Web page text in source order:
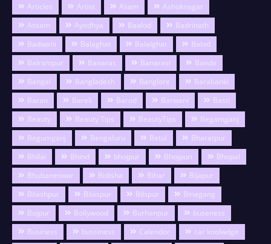
Articles
Artist Asam
Ashoknagar
Assam
Ayodhya Baalod
Badrinath
Badwani
Balaghat Balalghat
Balod
Balrampur
Banaras Banarasi
Banda
Bangal
Bangladesh Banglore
Barabanki
Baran
Bareli Barod Barwani
Basti
Beauty
Beauty Tips BeautyTips
Begamganj
Begumganj
Bengaluru Betul
Bharatpur
Bhilai
Bhind bhojpur Bhojpuri
Bhopal
Bhubaneswar
Bidisha Bihar
Bijapur
Bilashpur
Bilaspur Bilspur
Binagang
Bojpur
Bollywood Burhanpur
buseness
Business
bussiness Calendor
car knolwdge